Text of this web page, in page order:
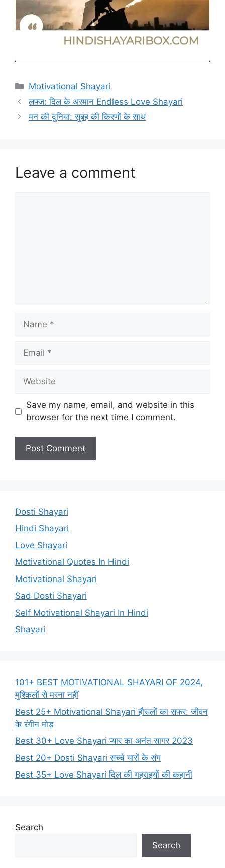
Categories
Motivational Shayari
लफ्ज: दिल के अरमान Endless Love Shayari
मन की दुनिया: सुबह की किरणों के साथ
Leave a comment
Name
Email
Website
Save my name, email, and website in this
browser for the next time I comment.
Dosti Shayari
Hindi Shayari
Love Shayari
Motivational Quotes In Hindi
Motivational Shayari
Sad Dosti Shayari
Self Motivational Shayari In Hindi
Shayari
101+ BEST MOTIVATIONAL SHAYARI OF 2024,
मुश्किलों से मरना नहीं
Best 25+ Motivational Shayari हौसलों का सफर: जीवन
के रंगीन मोड़
Best 30+ Love Shayari प्यार का अनंत सागर 2023
Best 20+ Dosti Shayari सच्चे यारों के संग
Best 35+ Love Shayari दिल की गहराइयों की कहानी
Search
Search